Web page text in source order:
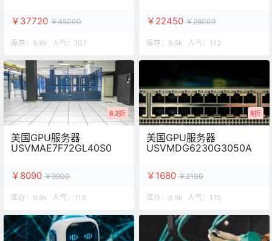
￥37720 ￥45000
库存： 9.9k 人气： 107
￥22450 ￥28000
库存： 9.9k 人气： 112
8.2折
美国GPU服务器
USVMAE7F72GL40S0
￥8090 ￥9900
库存： 9.9k 人气： 113
8折
美国GPU服务器
USVMDG6230G3050A
￥1680 ￥2100
库存： 9.9k 人气： 115